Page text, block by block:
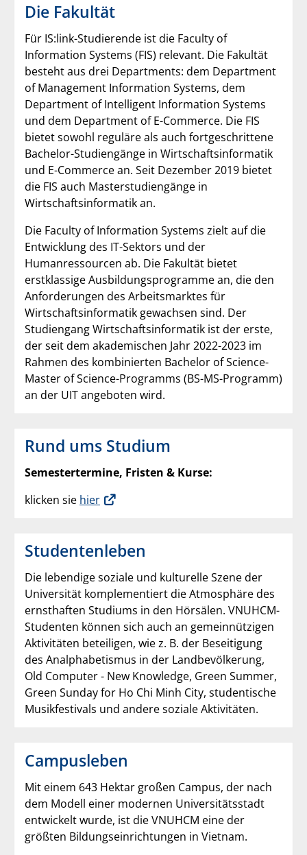
Die Fakultät
Für IS:link-Studierende ist die Faculty of
Information Systems (FIS) relevant. Die Fakultät
besteht aus drei Departments: dem Department
of Management Information Systems, dem
Department of Intelligent Information Systems
und dem Department of E-Commerce. Die FIS
bietet sowohl reguläre als auch fortgeschrittene
Bachelor-Studiengänge in Wirtschaftsinformatik
und E-Commerce an. Seit Dezember 2019 bietet
die FIS auch Masterstudiengänge in
Wirtschaftsinformatik an.
Die Faculty of Information Systems zielt auf die
Entwicklung des IT-Sektors und der
Humanressourcen ab. Die Fakultät bietet
erstklassige Ausbildungsprogramme an, die den
Anforderungen des Arbeitsmarktes für
Wirtschaftsinformatik gewachsen sind. Der
Studiengang Wirtschaftsinformatik ist der erste,
der seit dem akademischen Jahr 2022-2023 im
Rahmen des kombinierten Bachelor of Science-
Master of Science-Programms (BS-MS-Programm)
an der UIT angeboten wird.
Rund ums Studium
Semestertermine, Fristen & Kurse:
klicken sie hier
Studentenleben
Die lebendige soziale und kulturelle Szene der
Universität komplementiert die Atmosphäre des
ernsthaften Studiums in den Hörsälen. VNUHCM-
Studenten können sich auch an gemeinnützigen
Aktivitäten beteiligen, wie z. B. der Beseitigung
des Analphabetismus in der Landbevölkerung,
Old Computer - New Knowledge, Green Summer,
Green Sunday for Ho Chi Minh City, studentische
Musikfestivals und andere soziale Aktivitäten.
Campusleben
Mit einem 643 Hektar großen Campus, der nach
dem Modell einer modernen Universitätsstadt
entwickelt wurde, ist die VNUHCM eine der
größten Bildungseinrichtungen in Vietnam.